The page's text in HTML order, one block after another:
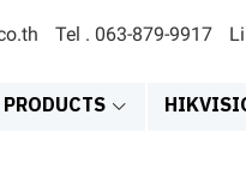
Tel . 063-879-9917